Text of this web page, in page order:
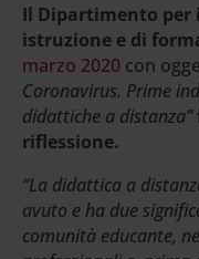
Il Dipartimento per
istruzione e di
marzo 2020 con
Coronavirus. Prime
didattiche a distanza”
riflessione.
“La didattica a
avuto e ha due
comunità educante,